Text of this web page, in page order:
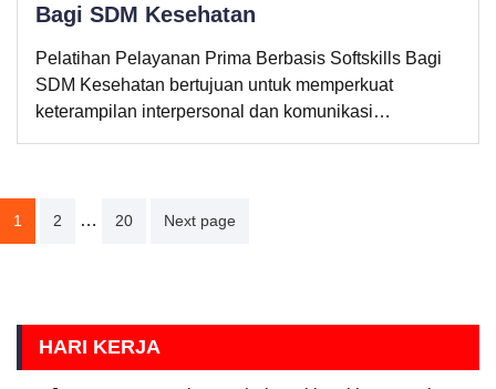
Bagi SDM Kesehatan
Pelatihan Pelayanan Prima Berbasis Softskills Bagi
SDM Kesehatan bertujuan untuk memperkuat
keterampilan interpersonal dan komunikasi…
Paginasi
1 2 … 20 Next page
HARI KERJA